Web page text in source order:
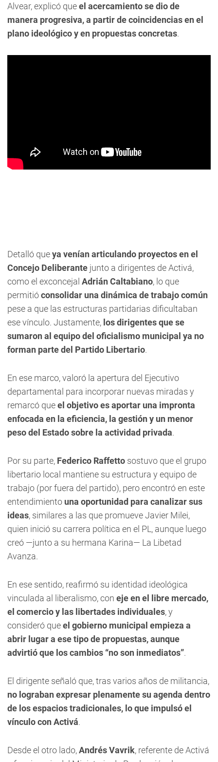
Alvear, explicó queel acercamiento se dio de
manera progresiva, a partir de coincidencias en el
plano ideológico y en propuestas concretas.
Detalló queya venían articulando proyectos en el
Concejo Deliberante junto a dirigentes de Activá,
como el exconcejal Adrián Caltabiano, lo que
permitióconsolidar una dinámica de trabajo común
pese a que las estructuras partidarias dificultaban
ese vínculo. Justamente, los dirigentes que se
sumaron al equipo del oficialismo municipal ya no
forman parte del Partido Libertario.
En ese marco, valoró la apertura del Ejecutivo
departamental para incorporar nuevas miradas y
remarcó queel objetivo es aportar una impronta
enfocada en la eficiencia, la gestión y un menor
peso del Estado sobre la actividad privada.
Por su parte, Federico Raffetto sostuvo que el grupo
libertario local mantiene su estructura y equipo de
trabajo (por fuera del partido), pero encontró en este
entendimiento una oportunidad para canalizar sus
ideas, similares a las que promueve Javier Milei,
quien inició su carrera política en el PL, aunque luego
creó —junto a su hermana Karina— La Libetad
Avanza.
En ese sentido, reafirmó su identidad ideológica
vinculada al liberalismo, con eje en el libre mercado,
el comercio y las libertades individuales, y
consideró queel gobierno municipal empieza a
abrir lugar a ese tipo de propuestas, aunque
advirtió que los cambios “no son inmediatos”.
El dirigente señaló que, tras varios años de militancia,
no lograban expresar plenamente su agenda dentro
de los espacios tradicionales, lo que impulsó el
vínculo con Activá.
Desde el otro lado,Andrés Vavrik, referente de Activá